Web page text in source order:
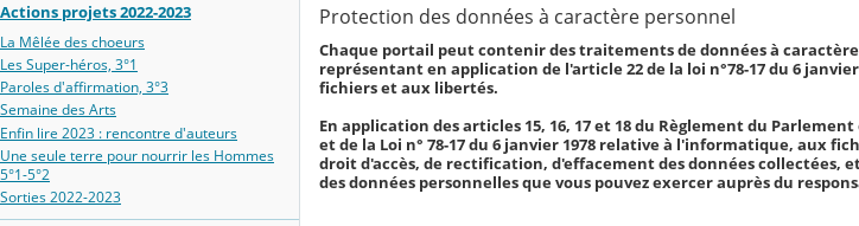
Actions projets 2022-2023
La Mêlée des choeurs
Les Super-héros, 3°1
Paroles d'affirmation, 3°3
Semaine des Arts
Enfin lire 2023 : rencontre d'auteurs
Une seule terre pour nourrir les Hommes
5°1-5°2
Sorties 2022-2023
Protection des données à caractère personnel
Chaque portail peut contenir des traitements de données à caractère
représentant en application de l'article 22 de la loi n°78-17 du 6
fichiers et aux libertés.
En application des articles 15, 16, 17 et 18 du Règlement du
et de la Loi n° 78-17 du 6 janvier 1978 relative à l'informatique, aux
droit d'accès, de rectification, d'effacement des données
des données personnelles que vous pouvez exercer auprès du